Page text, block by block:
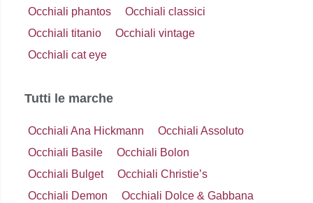
Occhiali phantos
Occhiali classici
Occhiali titanio
Occhiali vintage
Occhiali cat eye
Tutti le marche
Occhiali Ana Hickmann
Occhiali Assoluto
Occhiali Basile
Occhiali Bolon
Occhiali Bulget
Occhiali Christie’s
Occhiali Demon
Occhiali Dolce & Gabbana